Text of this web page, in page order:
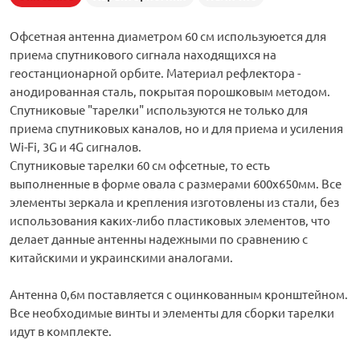
Офсетная антенна диаметром 60 см используюется для
приема спутникового сигнала находящихся на
геостанционарной орбите. Материал рефлектора -
анодированная сталь, покрытая порошковым методом.
Спутниковые "тарелки" используются не только для
приема спутниковых каналов, но и для приема и усиления
Wi-Fi, 3G и 4G сигналов.
Спутниковые тарелки 60 см офсетные, то есть
выполненные в форме овала с размерами 600x650мм. Все
элементы зеркала и крепления изготовлены из стали, без
использования каких-либо пластиковых элементов, что
делает данные антенны надежными по сравнению с
китайскими и украинскими аналогами.
Антенна 0,6м поставляется с оцинкованным кронштейном.
Все необходимые винты и элементы для сборки тарелки
идут в комплекте.